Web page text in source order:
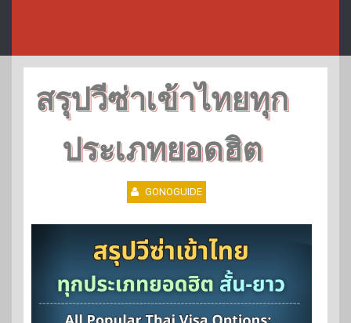
สรุปวีซ่าเข้าไทยทุก
ประเภทยอดฮิต
GONOGUIDE